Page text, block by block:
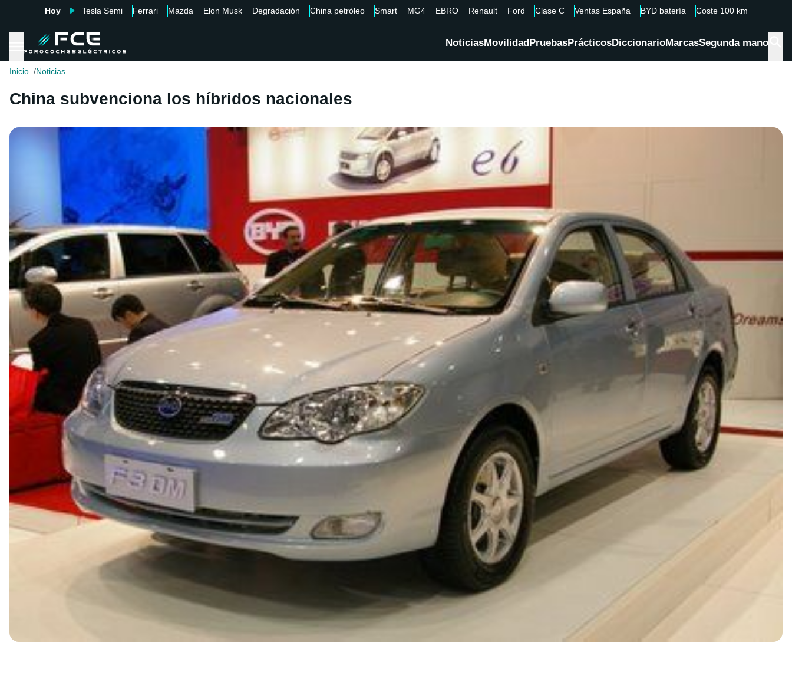
Hoy Tesla Semi Ferrari Mazda Elon Musk Degradación China petróleo Smart MG4 EBRO Renault Ford Clase C Ventas España BYD batería Coste 100 km
NoticiasMovilidadPruebasPrácticosDiccionarioMarcasSegunda mano
Inicio Noticias
China subvenciona los híbridos nacionales